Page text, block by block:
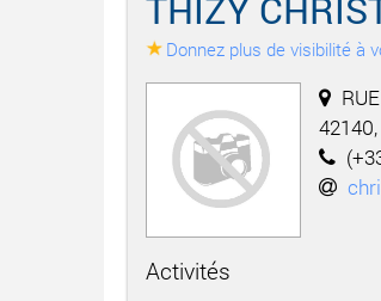
Donnez plus de visibilité à
Activités